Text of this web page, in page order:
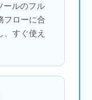
ールのフル
フローに合
すぐ使え